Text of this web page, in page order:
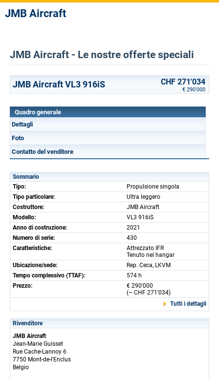
JMB Aircraft
JMB Aircraft - Le nostre offerte speciali
JMB Aircraft VL3 916iS CHF 271'034
€ 290'000
Quadro generale
Dettagli
Foto
Contatto del venditore
Sommario
Tipo:
Propulsione singola
Tipo particolare:
Ultra leggero
Costruttore:
JMB Aircraft
Modello:
VL3 916iS
Anno di costruzione:
2021
Numero di serie:
430
Caratteristiche:
Attrezzato IFR
Tenuto nel hangar
Ubicazione/sede:
Rep. Ceca, LKVM
Tempo complessivo (TTAF):
574 h
Prezzo:
€ 290'000
(~ CHF 271'034)
Tutti i dettagli
Rivenditore
JMB Aircraft
Jean-Marie Guisset
Rue Cache-Lannoy 6
7750 Mont-de-l'Enclus
Belgio